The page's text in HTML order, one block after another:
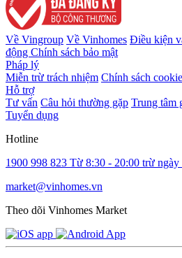
Về Vingroup Về Vinhomes Điều kiện
động Chính sách bảo mật
Pháp lý
Miễn trừ trách nhiệm Chính sách
Hỗ trợ
Tư vấn Câu hỏi thường gặp Trung tâm
Tuyển dụng
Hotline
1900 998 823 Từ 8:30 - 20:00 trừ ngày
market@vinhomes.vn
Theo dõi Vinhomes Market